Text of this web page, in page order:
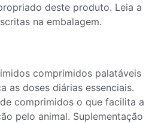
deste produto. Leia a
na embalagem.
comprimidos palatáveis
as doses diárias essenciais.
comprimidos o que facilita a
pelo animal. Suplementação